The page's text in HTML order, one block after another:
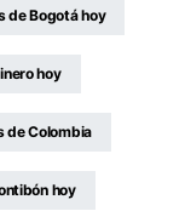
de Bogotá hoy
hoy
de Colombia
hoy